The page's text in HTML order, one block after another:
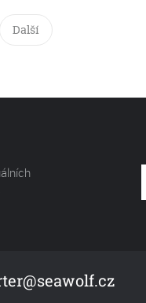
Další